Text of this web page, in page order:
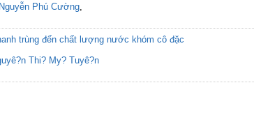
Nguyễn Phú Cường,
trùng đến chất lượng nước khóm cô đặc
Thi? My? Tuyê?n